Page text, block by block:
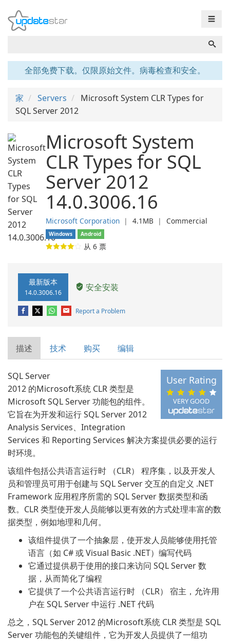
☰
全部免费下载。仅限原始文件。病毒检查和安全。
家 Servers
Microsoft System CLR Types for
SQL Server 2012
Microsoft System
CLR Types for SQL
Server 2012
14.0.3006.16
Microsoft Corporation ❘ 4.1MB ❘ Commercial
Windows Android
从 6 票
最新版本
14.0.3006.16 安全安装
Report a Problem
描述 技术 购买 编辑
VERY GOOD
User Rating
SQL Server
2012 的Microsoft系统 CLR 类型是
Microsoft SQL Server 功能包的组件。
它旨在为开发和运行 SQL Server 2012
Analysis Services、Integration
Services 和 Reporting Services 解决方案提供必要的运行
时环境。
该组件包括公共语言运行时 （CLR） 程序集，以及开发人
员和管理员可用于创建与 SQL Server 交互的自定义 .NET
Framework 应用程序所需的 SQL Server 数据类型和函
数。CLR 类型使开发人员能够以更有效的方式处理丰富的数
据类型，例如地理和几何。
该组件提供了一个抽象层，使开发人员能够使用托管
语言（如 C# 或 Visual Basic .NET）编写代码
它通过提供易于使用的接口来访问 SQL Server 数
据，从而简化了编程
它提供了一个公共语言运行时 （CLR） 宿主，允许用
户在 SQL Server 中运行 .NET 代码
总之，SQL Server 2012 的Microsoft系统 CLR 类型是 SQL
Server 功能包的关键组件，它为开发人员提供了一组功